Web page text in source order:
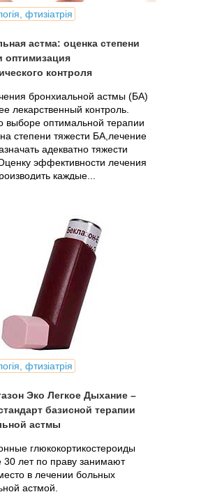
фтизіатрія
астма: оценка степени
оптимизация
контроля
бронхиальной астмы (БА)
лекарственный контроль.
выборе оптимальной терапии
степени тяжести БА,лечение
адекватно тяжести
эффективности лечения
каждые...
фтизіатрія
Эко Легкое Дыхание –
базисной терапии
астмы
глюкокортикостероиды
30 лет по праву занимают
в лечении больных
астмой.